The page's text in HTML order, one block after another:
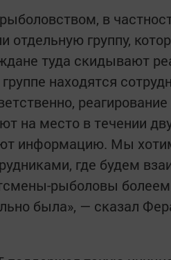
в
отдельную группу,
туда скидывают
находятся
на место в течении
информацию. Мы
где будем
рыболовы
была», — сказал